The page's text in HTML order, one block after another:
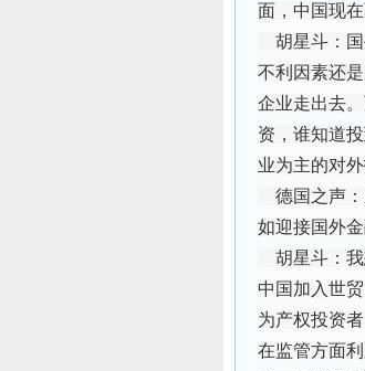
面，中国现
胡星斗：国
不利因素还
企业走出去
资，谁知道
业为主的对
德国之声
如迎接国外
胡星斗：我
中国加入世
为产权投资
在监管方面